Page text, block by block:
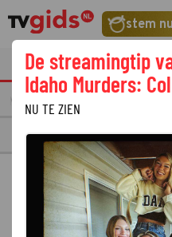
stem
tvgids
CNBC
De streamingtip
Idaho Murders:
NU TE ZIEN